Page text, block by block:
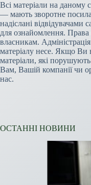
Всі матеріали на даному
— мають зворотне
надіслані
для ознайомлення. Права
власникам. Адміністрація
матеріалу несе. Якщо Ви
матеріали, які
Вам, Вашій компанії чи
нас.
ОСТАННІ НОВИНИ